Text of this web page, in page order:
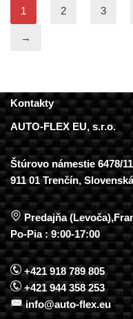
1 2 3
→
Kontakty
AUTO-FLEX EU, s.r.o.
Štúrovo námestie 6478/11
911 01 Trenčín,
Predajňa
Po-Pia : 9:00-17:00
+421 918 789 805
+421 944 358 253
info@auto-flex.eu